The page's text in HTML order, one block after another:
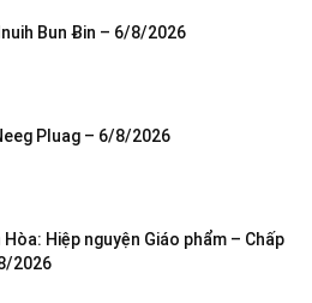
Bun Ƀin – 6/8/2026
Pluag – 6/8/2026
Hòa: Hiệp nguyện Giáo phẩm – Chấp
2026